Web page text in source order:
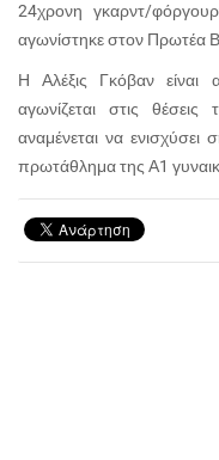
24χρονη γκαρντ/
αγωνίστηκε στον Πρωτέα
Η Αλέξις Γκόβαν είναι
αγωνίζεται στις
αναμένεται να
πρωτάθλημα της Α1